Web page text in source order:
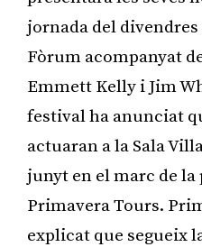
jornada del
Fòrum acompanyat
Emmett Kelly i Jim
festival ha anunciat
actuaran a la Sala
junyt en el marc de la
Primavera Tours.
explicat que segueix